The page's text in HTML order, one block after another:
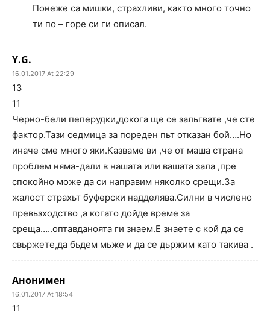
Понеже са мишки, страхливи, както много точно
ти по – горе си ги описал.
Y.G.
16.01.2017 At 22:29
13
11
Черно-бели пеперудки,докога ще се зальгвате ,че сте
фактор.Тази седмица за пореден пьт отказан бой….Но
иначе сме много яки.Казваме ви ,че от маша страна
проблем няма-дали в нашата или вашата зала ,пре
спокойно може да си направим няколко срещи.За
жалост страхьт буферски надделява.Силни в числено
превьзходство ,а когато дойде време за
среща…..оптавданоята ги знаем.Е знаете с кой да се
свьржете,да бьдем мьже и да се дьржим като такива .
Анонимен
16.01.2017 At 18:54
11